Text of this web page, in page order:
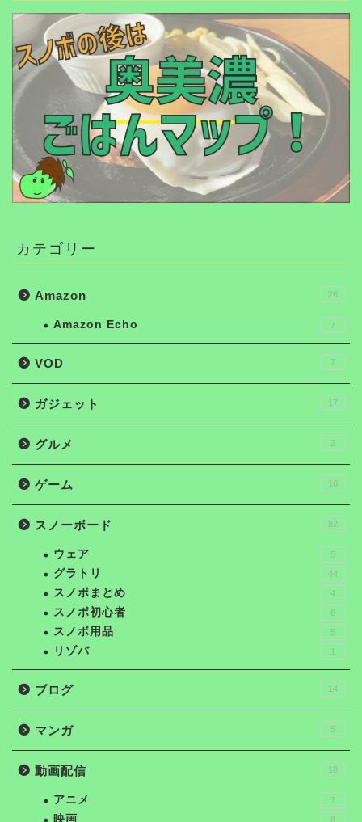
カテゴリー
Amazon 26
Amazon Echo 7
VOD 7
ガジェット 17
グルメ 2
ゲーム 16
スノーボード 82
ウェア 5
グラトリ 44
スノボまとめ 4
スノボ初心者 6
スノボ用品 5
リゾバ 1
ブログ 14
マンガ 5
動画配信 18
アニメ 7
映画 8